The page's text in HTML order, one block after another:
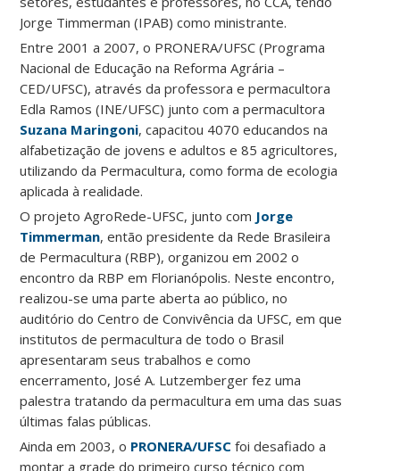
Jorge Timmerman (IPAB) como ministrante.
Entre 2001 a 2007, o PRONERA/UFSC (Programa
Nacional de Educação na Reforma Agrária –
CED/UFSC), através da professora e permacultora
Edla Ramos (INE/UFSC) junto com a permacultora
Suzana Maringoni, capacitou 4070 educandos na
alfabetização de jovens e adultos e 85 agricultores,
utilizando da Permacultura, como forma de ecologia
aplicada à realidade.
O projeto AgroRede-UFSC, junto com Jorge
Timmerman, então presidente da Rede Brasileira
de Permacultura (RBP), organizou em 2002 o
encontro da RBP em Florianópolis. Neste encontro,
realizou-se uma parte aberta ao público, no
auditório do Centro de Convivência da UFSC, em que
institutos de permacultura de todo o Brasil
apresentaram seus trabalhos e como
encerramento, José A. Lutzemberger fez uma
palestra tratando da permacultura em uma das suas
últimas falas públicas.
Ainda em 2003, o PRONERA/UFSC foi desafiado a
montar a grade do primeiro curso técnico com